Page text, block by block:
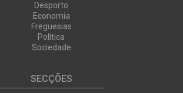
Desporto
Economia
Freguesias
Política
Sociedade
SECÇÕES